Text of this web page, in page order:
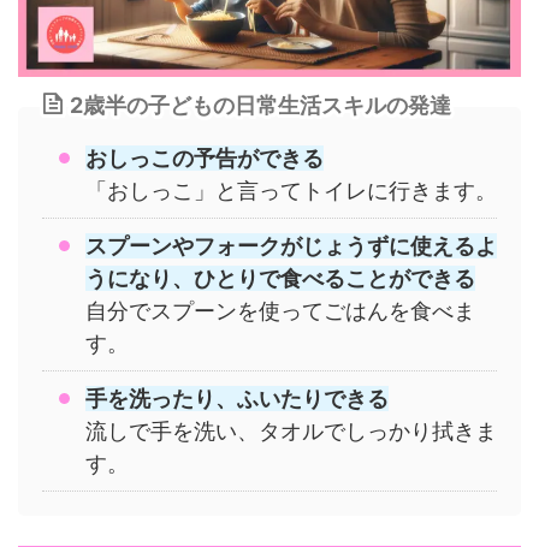
2歳半の子どもの日常生活スキルの発達
おしっこの予告ができる
「おしっこ」と言ってトイレに行きます。
スプーンやフォークがじょうずに使えるよ
うになり、ひとりで食べることができる
自分でスプーンを使ってごはんを食べま
す。
手を洗ったり、ふいたりできる
流しで手を洗い、タオルでしっかり拭きま
す。